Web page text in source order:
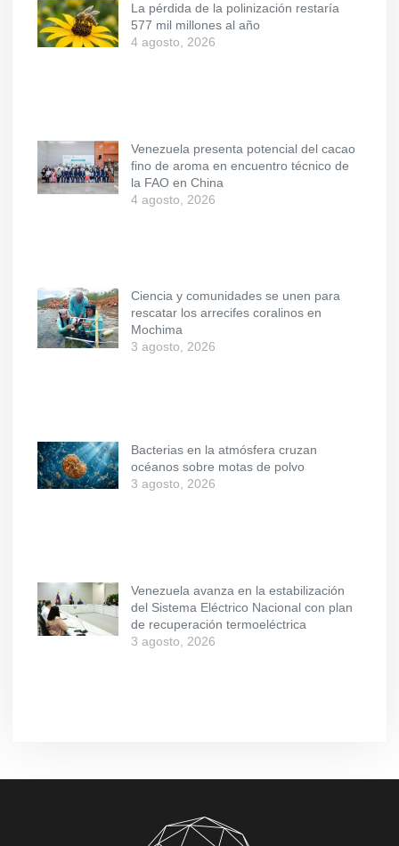
La pérdida de la polinización restaría
577 mil millones al año
4 agosto, 2026
Venezuela presenta potencial del cacao
fino de aroma en encuentro técnico de
la FAO en China
4 agosto, 2026
Ciencia y comunidades se unen para
rescatar los arrecifes coralinos en
Mochima
3 agosto, 2026
Bacterias en la atmósfera cruzan
océanos sobre motas de polvo
3 agosto, 2026
Venezuela avanza en la estabilización
del Sistema Eléctrico Nacional con plan
de recuperación termoeléctrica
3 agosto, 2026